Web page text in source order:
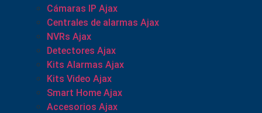
Cámaras IP Ajax
Centrales de alarmas Ajax
NVRs Ajax
Detectores Ajax
Kits Alarmas Ajax
Kits Video Ajax
Smart Home Ajax
Accesorios Ajax